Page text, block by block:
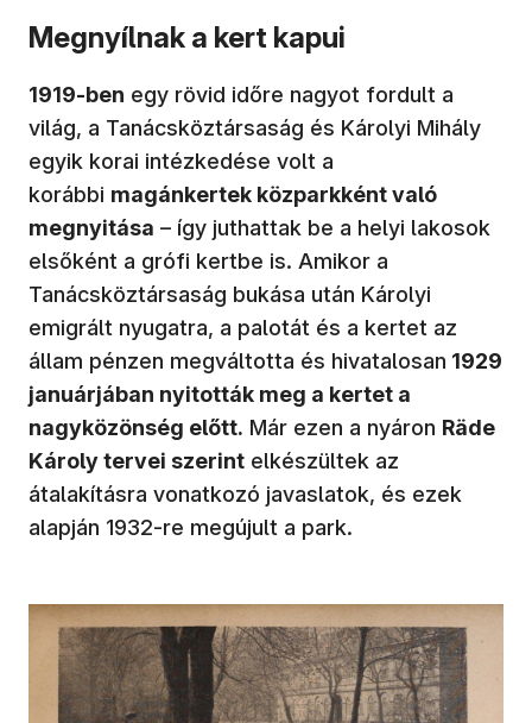
Megnyílnak a kert kapui
1919-ben egy rövid időre nagyot fordult a
világ, a Tanácsköztársaság és Károlyi Mihály
egyik korai intézkedése volt a
korábbi magánkertek közparkként való
megnyitása – így juthattak be a helyi lakosok
elsőként a grófi kertbe is. Amikor a
Tanácsköztársaság bukása után Károlyi
emigrált nyugatra, a palotát és a kertet az
állam pénzen megváltotta és hivatalosan 1929
januárjában nyitották meg a kertet a
nagyközönség előtt. Már ezen a nyáron Räde
Károly tervei szerint elkészültek az
átalakításra vonatkozó javaslatok, és ezek
alapján 1932-re megújult a park.